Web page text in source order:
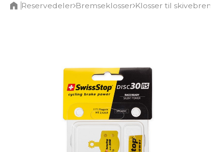
Reservedeler Bremseklosser Klosser til